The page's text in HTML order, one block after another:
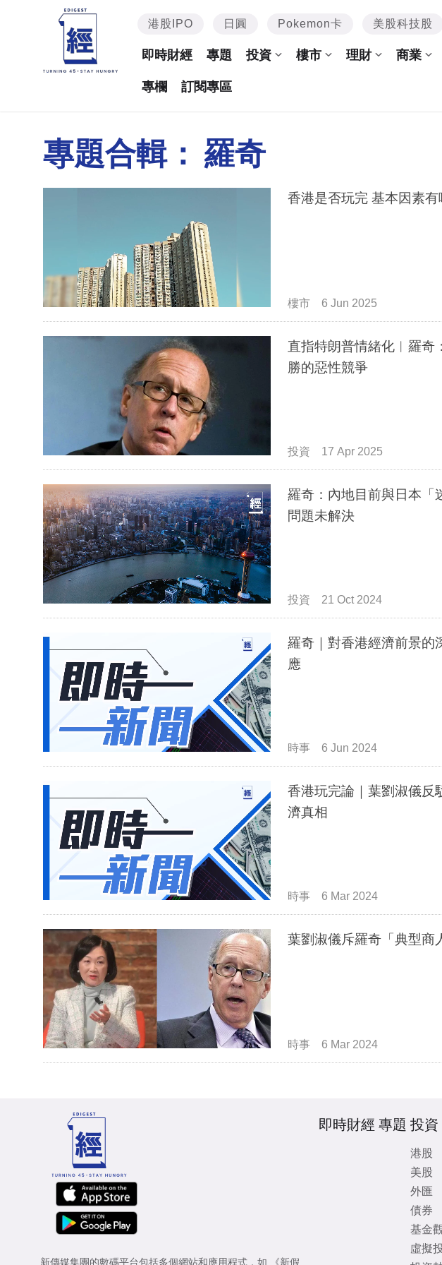
港股IPO 日圓 Pokemon卡 美股科技股
即時財經 專題 投資 樓市 理財 商業
專欄 訂閱專區
專題合輯： 羅奇
香港是否玩完 基本因素有
樓市 6 Jun 2025
直指特朗普情緒化︳羅奇
勝的惡性競爭
投資 17 Apr 2025
羅奇：內地目前與日本
問題未解決
投資 21 Oct 2024
羅奇｜對香港經濟前景的
應
時事 6 Jun 2024
香港玩完論｜葉劉淑儀反
濟真相
時事 6 Mar 2024
葉劉淑儀斥羅奇「典型商
時事 6 Mar 2024
新傳媒集團的數碼平台包括多個網站和應用程式，如 《新假
即時財經 專題 投資
港股
美股
外匯
債券
基金
虛擬